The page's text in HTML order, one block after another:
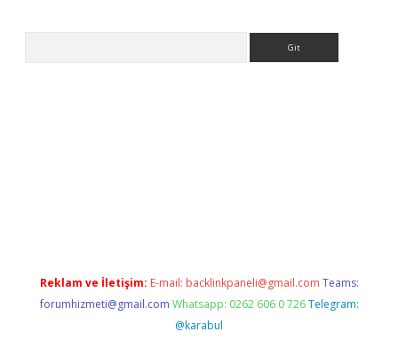
Reklam ve İletişim: E-mail: backlinkpaneli@gmail.com Teams:
forumhizmeti@gmail.com Whatsapp: 0262 606 0 726 Telegram:
@karabul